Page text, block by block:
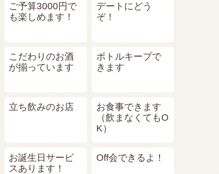
ご予算3000円で
も楽しめます！
デートにどう
ぞ！
こだわりのお酒
が揃っています
ボトルキープで
きます
立ち飲みのお店
お食事できます
（飲まなくてもO
K）
お誕生日サービ
スあります！
Off会できるよ！